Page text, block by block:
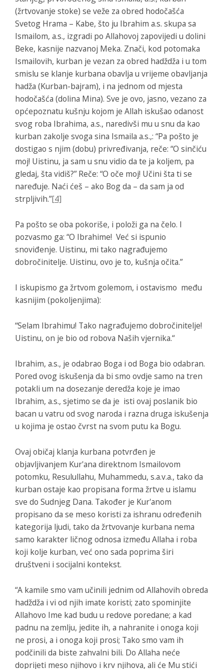
(žrtvovanje stoke) se veže za obred hodočašća
Svetog Hrama – Kabe, što ju Ibrahim a.s. skupa sa
Ismailom, a.s., izgradi po Allahovoj zapovijedi u dolini
Beke, kasnije nazvanoj Meka. Znači, kod potomaka
Ismailovih, kurban je vezan za obred hadždža i u tom
smislu se klanje kurbana obavlja u vrijeme obavljanja
hadža (Kurban-bajram), i na jednom od mjesta
hodočašća (dolina Mina). Sve je ovo, jasno, vezano za
općepoznatu kušnju kojom je Allah iskušao odanost
svog roba Ibrahima, a.s., naredivši mu u snu da kao
kurban zakolje svoga sina Ismaila a.s.,: “Pa pošto je
dostigao s njim (dobu) privređivanja, reče: “O sinčiću
moj! Uistinu, ja sam u snu vidio da te ja koljem, pa
gledaj, šta vidiš?” Reče: “O oče moj! Učini šta ti se
naređuje. Naći ćeš – ako Bog da – da sam ja od
strpljivih.”[4]
Pa pošto se oba pokoriše, i položi ga na čelo. I
pozvasmo ga: “O Ibrahime! Već si ispunio
snoviđenje. Uistinu, mi tako nagrađujemo
dobročinitelje. Uistinu, ovo je to, kušnja očita.”
I iskupismo ga žrtvom golemom, i ostavismo među
kasnijim (pokoljenjima):
“Selam Ibrahimu! Tako nagrađujemo dobročinitelje!
Uistinu, on je bio od robova Naših vjernika.“
Ibrahim, a.s., je odabrao Boga i od Boga bio odabran.
Pored ovog iskušenja da bi smo ovdje samo na tren
potakli um na dosezanje deredža koje je imao
Ibrahim, a.s., sjetimo se da je isti ovaj poslanik bio
bacan u vatru od svog naroda i razna druga iskušenja
u kojima je ostao čvrst na svom putu ka Bogu.
Ovaj običaj klanja kurbana potvrđen je
objavljivanjem Kur'ana direktnom Ismailovom
potomku, Resulullahu, Muhammedu, s.a.v.a., tako da
kurban ostaje kao propisana forma žrtve u islamu
sve do Sudnjeg Dana. Također je Kur'anom
propisano da se meso koristi za ishranu određenih
kategorija ljudi, tako da žrtvovanje kurbana nema
samo karakter ličnog odnosa između Allaha i roba
koji kolje kurban, već ono sada poprima širi
društveni i socijalni kontekst.
“A kamile smo vam učinili jednim od Allahovih obreda
hadždža i vi od njih imate koristi; zato spominjite
Allahovo Ime kad budu u redove poredane; a kad
padnu na zemlju, jedite ih, a nahranite i onoga koji
ne prosi, a i onoga koji prosi; Tako smo vam ih
podčinili da biste zahvalni bili. Do Allaha neće
doprijeti meso njihovo i krv njihova, ali će Mu stići